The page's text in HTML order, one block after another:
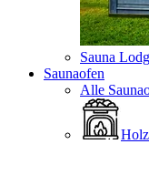
Sauna
Saunaofen
Alle